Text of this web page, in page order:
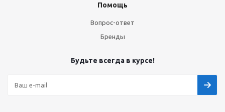
Помощь
Вопрос-ответ
Бренды
Будьте всегда в курсе!